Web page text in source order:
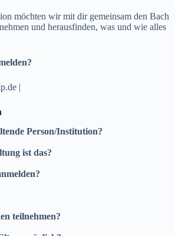
möchten wir mit dir gemeinsam den Bach
und herausfinden, was und wie alles
|
Person/Institution?
ist das?
teilnehmen?